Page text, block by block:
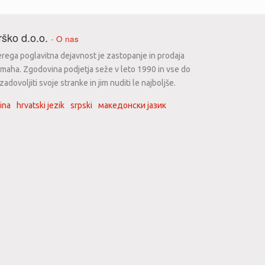
d.o.o. - O nas
poglavitna dejavnost je zastopanje in prodaja
Zgodovina podjetja seže v leto 1990 in vse do
svoje stranke in jim nuditi le najboljše.
hrvatski jezik srpski
македонски јазик